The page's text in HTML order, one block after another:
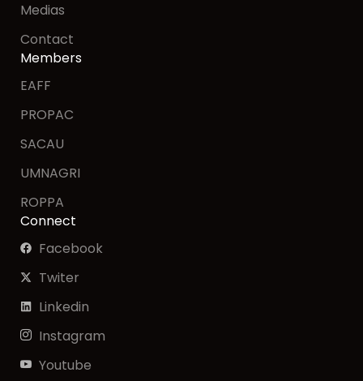
Medias
Contact
Members
EAFF
PROPAC
SACAU
UMNAGRI
ROPPA
Connect
Facebook
Twiter
Linkedin
Instagram
Youtube